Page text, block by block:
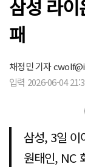
삼성 라
패
채정민 기자
입력 2026-06-04
삼성, 3일 이
원태인, NC